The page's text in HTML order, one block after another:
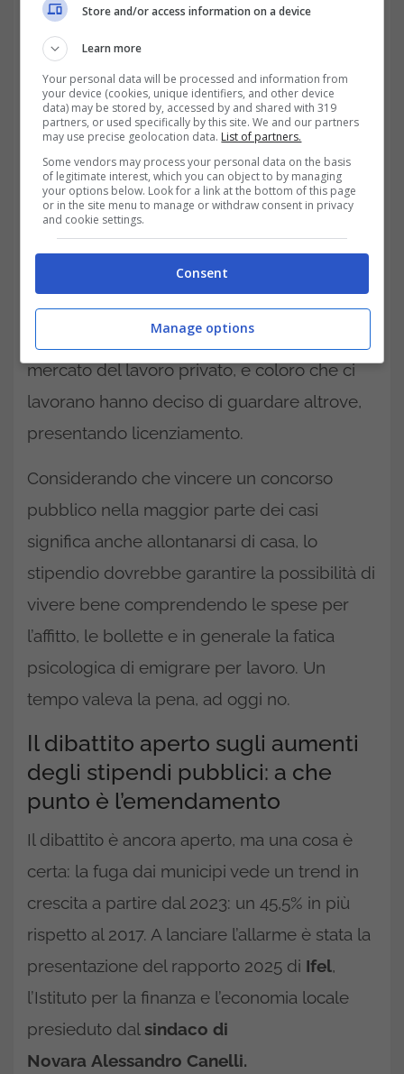
L’obiettivo di questi adeguamenti di cui si
parla non è solo garantire salari più equi, ma
anche rendere la Pubblica Amministrazione
più competitiva rispetto al settore privato
per cercare difermare questo trend di
licenziamenti in continua crescita. Negli
ultimi anni, infatti, molti giovani laureati e
professionisti hanno evitato concorsi
pubblici a causa di retribuzioni considerate
poco allettanti rispetto a quelle offerte dal
mercato del lavoro privato, e coloro che ci
lavorano hanno deciso di guardare altrove,
presentando licenziamento.
Considerando che vincere un concorso
pubblico nella maggior parte dei casi
significa anche allontanarsi di casa, lo
stipendio dovrebbe garantire la possibilità di
vivere bene comprendendo le spese per
l’affitto, le bollette e in generale la fatica
psicologica di emigrare per lavoro. Un
tempo valeva la pena, ad oggi no.
Il dibattito aperto sugli aumenti
degli stipendi pubblici: a che
punto è l’emendamento
Il dibattito è ancora aperto, ma una cosa è
certa: la fuga dai municipi vede un trend in
crescita a partire dal 2023: un 45,5% in più
rispetto al 2017. A lanciare l’allarme è stata la
presentazione del rapporto 2025 di Ifel,
l’Istituto per la finanza e l’economia locale
presieduto dal sindaco di
Novara Alessandro Canelli.
Store and/or access information on a device
Learn more
Your personal data will be processed and information from
your device (cookies, unique identifiers, and other device
data) may be stored by, accessed by and shared with 319
partners, or used specifically by this site. We and our partners
may use precise geolocation data. List of partners.
Some vendors may process your personal data on the basis
of legitimate interest, which you can object to by managing
your options below. Look for a link at the bottom of this page
or in the site menu to manage or withdraw consent in privacy
and cookie settings.
Consent
Manage options